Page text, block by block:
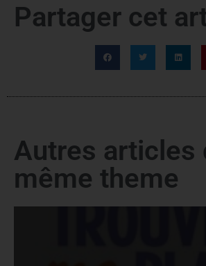
Partager cet
Autres articles
même theme